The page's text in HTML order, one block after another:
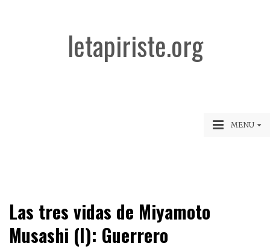
letapiriste.org
MENU
Las tres vidas de Miyamoto
Musashi (I): Guerrero